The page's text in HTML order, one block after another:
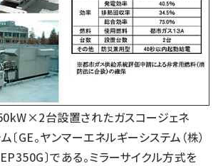
台設置されたガスコージェネ
〔GE。ヤンマーエネルギーシステム（株）
〕である。ミラーサイクル方式を